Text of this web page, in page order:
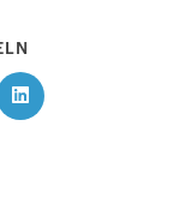
DETTA
INNEHÅLL
Öppnas
i